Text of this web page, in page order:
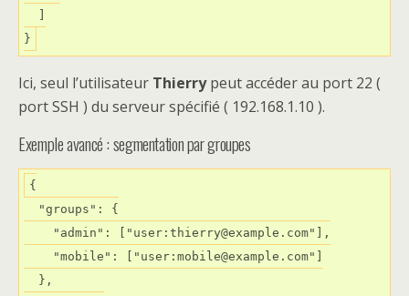
Ici, seul l’utilisateur Thierrypeut accéder au port 22 (
port SSH ) du serveur spécifié ( 192.168.1.10 ).
Exemple avancé : segmentation par groupes
{
  "groups": {
    "admin": ["user:thierry@example.com"],
    "mobile": ["user:mobile@example.com"]
  },